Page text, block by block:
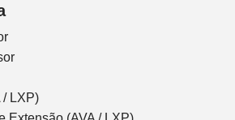
/ LXP)